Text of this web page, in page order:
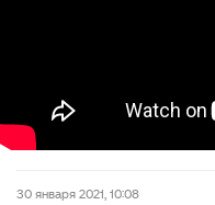
30 января 2021, 10:08